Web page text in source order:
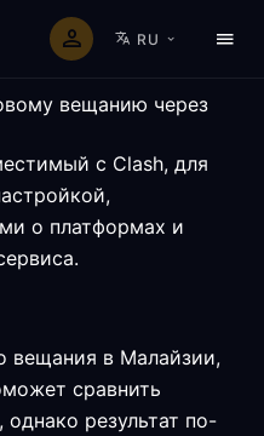
RU
вещанию через
с Clash, для
о платформах и
вещания в Малайзии,
сравнить
результат по-